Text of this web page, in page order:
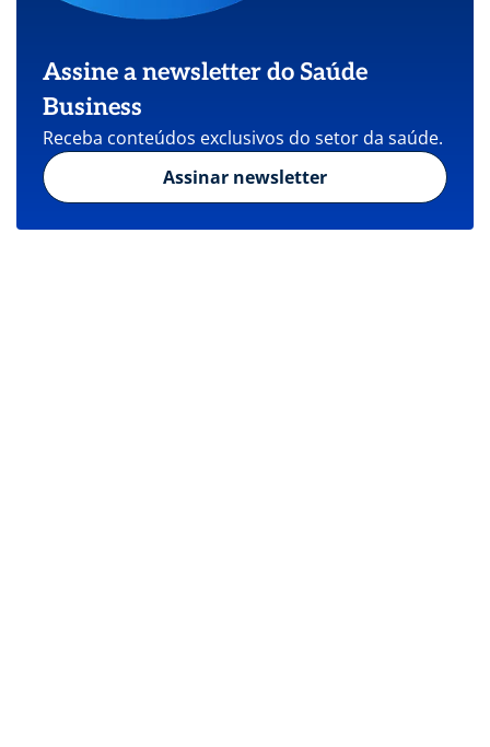
Assine a newsletter do Saúde
Business
Receba conteúdos exclusivos do setor da saúde.
Assinar newsletter